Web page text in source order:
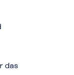
das